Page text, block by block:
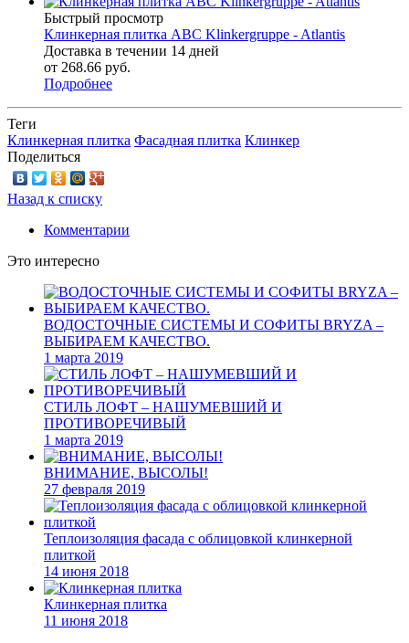
Быстрый просмотр
Клинкерная плитка ABC Klinkergruppe - Atlantis
Доставка в течении 14 дней
от 268.66 руб.
Подробнее
Теги
Клинкерная плитка Фасадная плитка Клинкер
Поделиться
Назад к списку
Комментарии
Это интересно
ВОДОСТОЧНЫЕ СИСТЕМЫ И СОФИТЫ BRYZA –
ВЫБИРАЕМ КАЧЕСТВО.
1 марта 2019
СТИЛЬ ЛОФТ – НАШУМЕВШИЙ И
ПРОТИВОРЕЧИВЫЙ
1 марта 2019
ВНИМАНИЕ, ВЫСОЛЫ!
27 февраля 2019
Теплоизоляция фасада с облицовкой клинкерной
плиткой
14 июня 2018
Клинкерная плитка
11 июня 2018